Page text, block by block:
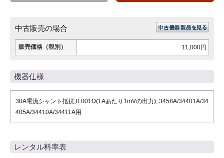
中古販売の場合
販売価格（税別） 11,000円
機器仕様
30A電流シャント抵抗,0.001Ω(1Aあたり1mVの出力), 3458A/34401A/34
405A/34410A/34411A用
レンタル料率表